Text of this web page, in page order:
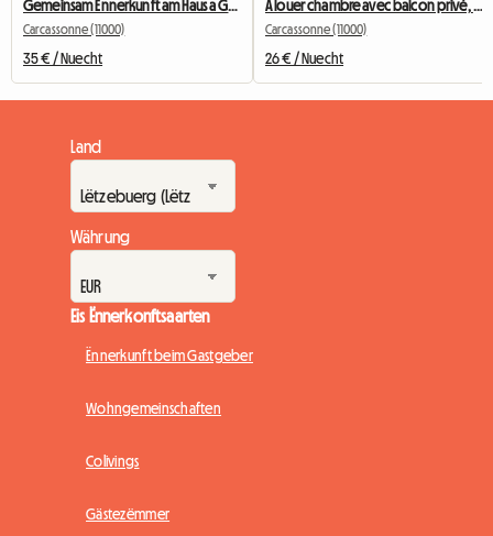
Carcassonne (11000)
35 € / Nuecht
Carcassonne (11000)
26 € / Nuecht
Land
Währung
Eis Ënnerkonftsaarten
Ënnerkunft beim Gastgeber
Wohngemeinschaften
Colivings
Gästezëmmer